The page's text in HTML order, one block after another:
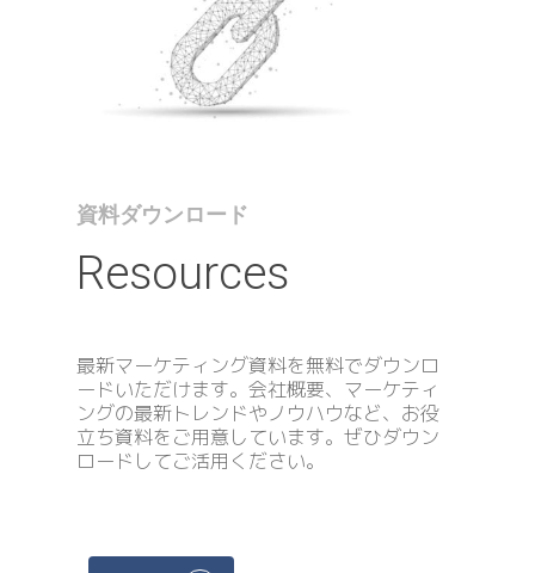
資料ダウンロード
Resources
最新マーケティング資料を無料でダウンロ
ードいただけます。会社概要、マーケティ
ングの最新トレンドやノウハウなど、お役
立ち資料をご用意しています。ぜひダウン
ロードしてご活用ください。